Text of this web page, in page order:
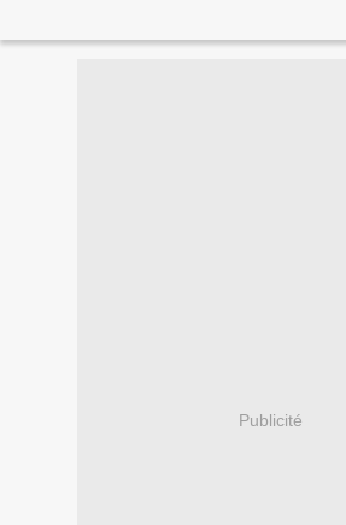
Publicité